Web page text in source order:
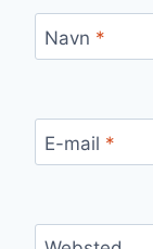
Navn *
E-mail *